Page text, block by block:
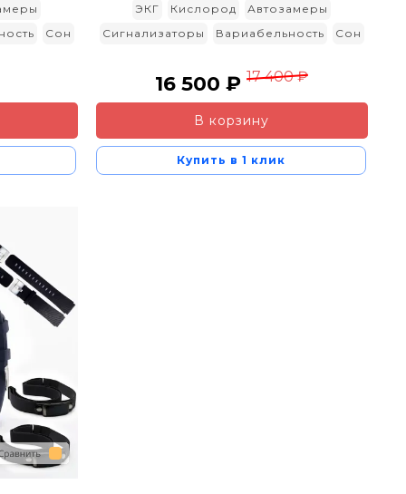
Сон
ЭКГ
Кислород
Автозамеры
Сигнализаторы
Вариабельность Сон
16 500 ₽17 400 ₽
В корзину
Купить в 1 клик